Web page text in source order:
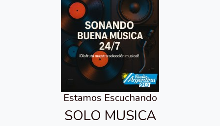
Estamos Escuchando
SOLO MUSICA